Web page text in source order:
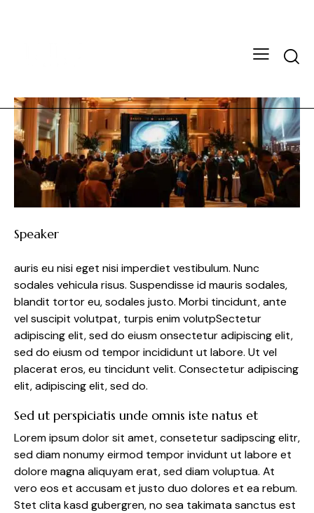
Speaker
auris eu nisi eget nisi imperdiet vestibulum. Nunc
sodales vehicula risus. Suspendisse id mauris sodales,
blandit tortor eu, sodales justo. Morbi tincidunt, ante
vel suscipit volutpat, turpis enim volutpSectetur
adipiscing elit, sed do eiusm onsectetur adipiscing elit,
sed do eiusm od tempor incididunt ut labore. Ut vel
placerat eros, eu tincidunt velit. Consectetur adipiscing
elit, adipiscing elit, sed do.
Sed ut perspiciatis unde omnis iste natus et
Lorem ipsum dolor sit amet, consetetur sadipscing elitr,
sed diam nonumy eirmod tempor invidunt ut labore et
dolore magna aliquyam erat, sed diam voluptua. At
vero eos et accusam et justo duo dolores et ea rebum.
Stet clita kasd gubergren, no sea takimata sanctus est